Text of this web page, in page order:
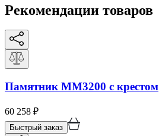
Рекомендации товаров
Памятник ММ3200 с крестом
60 258 ₽
Быстрый заказ